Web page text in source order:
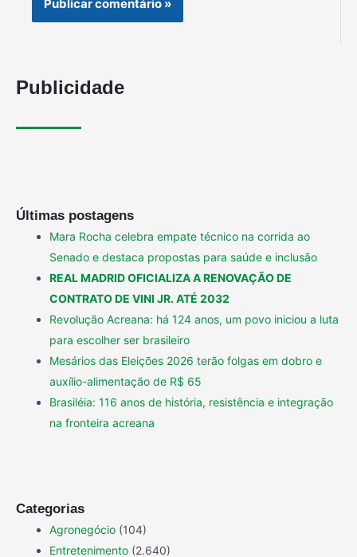
Publicidade
Últimas postagens
Mara Rocha celebra empate técnico na corrida ao
Senado e destaca propostas para saúde e inclusão
REAL MADRID OFICIALIZA A RENOVAÇÃO DE
CONTRATO DE VINI JR. ATÉ 2032
Revolução Acreana: há 124 anos, um povo iniciou a luta
para escolher ser brasileiro
Mesários das Eleições 2026 terão folgas em dobro e
auxílio-alimentação de R$ 65
Brasiléia: 116 anos de história, resistência e integração
na fronteira acreana
Categorias
Agronegócio (104)
Entretenimento (2.640)